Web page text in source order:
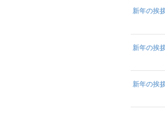
新年の挨
新年の挨
新年の挨